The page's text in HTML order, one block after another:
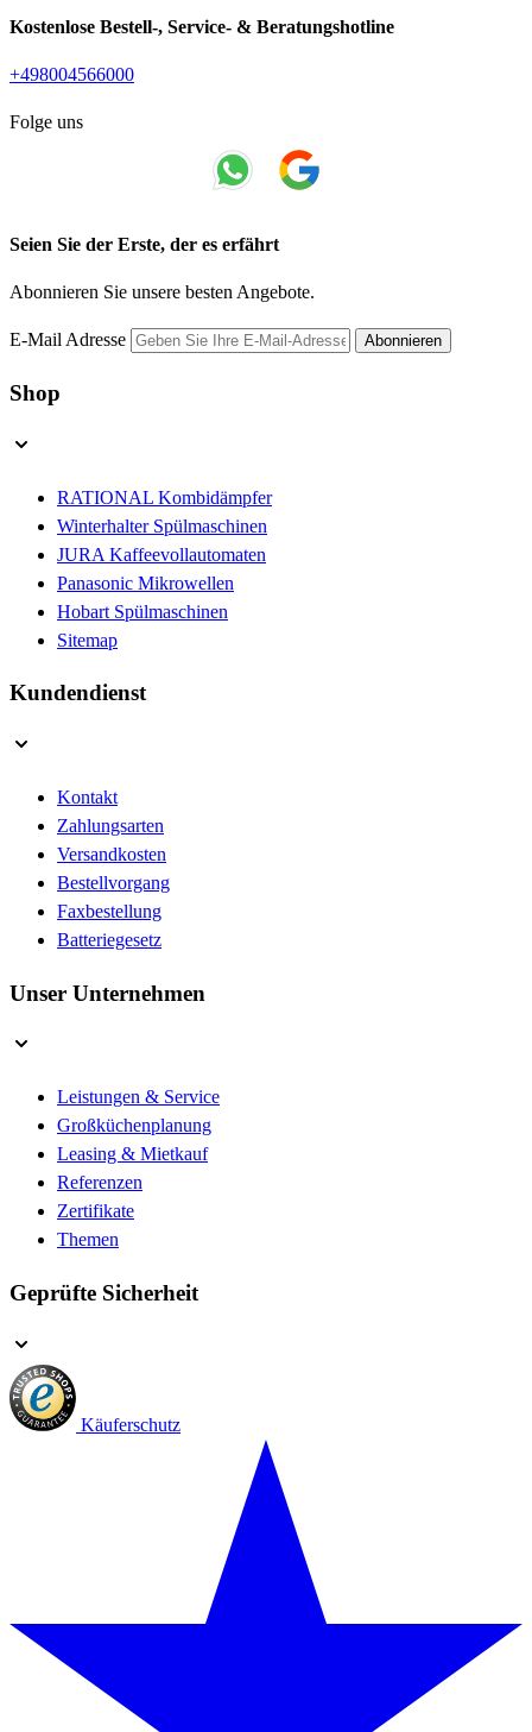
Kostenlose Bestell-, Service- & Beratungshotline
+498004566000
Folge uns
Seien Sie der Erste, der es erfährt
Abonnieren Sie unsere besten Angebote.
E-Mail Adresse Abonnieren
Shop
RATIONAL Kombidämpfer
Winterhalter Spülmaschinen
JURA Kaffeevollautomaten
Panasonic Mikrowellen
Hobart Spülmaschinen
Sitemap
Kundendienst
Kontakt
Zahlungsarten
Versandkosten
Bestellvorgang
Faxbestellung
Batteriegesetz
Unser Unternehmen
Leistungen & Service
Großküchenplanung
Leasing & Mietkauf
Referenzen
Zertifikate
Themen
Geprüfte Sicherheit
Käuferschutz